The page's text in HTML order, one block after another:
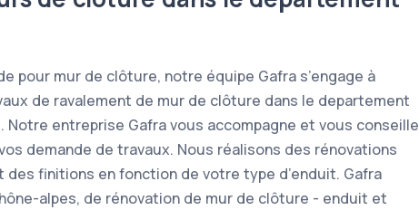
pour mur de clôture, notre équipe Gafra s’engage à
de ravalement de mur de clôture dans le departement
entreprise Gafra vous accompagne et vous conseille
demande de travaux. Nous réalisons des rénovations
finitions en fonction de votre type d’enduit. Gafra
alpes, de rénovation de mur de clôture - enduit et